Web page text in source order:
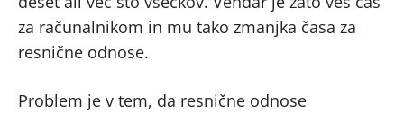
za računalnikom in mu tako zmanjka časa za
resnične odnose.
Problem je v tem, da resnične odnose